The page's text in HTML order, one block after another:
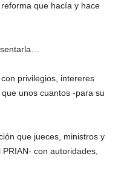
que hacía y hace
privilegios, intereres
unos cuantos -para su
que jueces, ministros y
con autoridades,